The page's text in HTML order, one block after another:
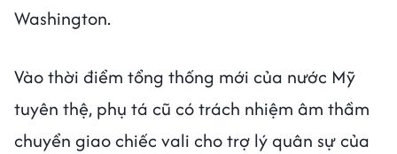
Washington.
Vào thời điểm tổng thống mới của nước Mỹ
tuyên thệ, phụ tá cũ có trách nhiệm âm thầm
chuyển giao chiếc vali cho trợ lý quân sự của